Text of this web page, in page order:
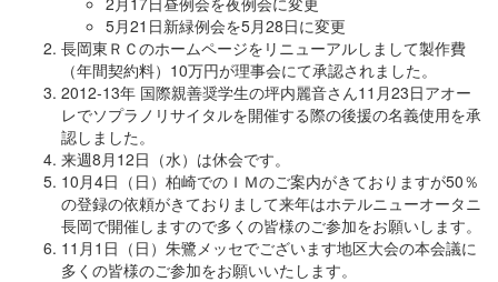
5月21日新緑例会を5月28日に変更
長岡東ＲＣのホームページをリニューアルしまして製作費
（年間契約料）10万円が理事会にて承認されました。
2012‐13年 国際親善奨学生の坪内麗音さん11月23日アオー
レでソプラノリサイタルを開催する際の後援の名義使用を承
認しました。
来週8月12日（水）は休会です。
10月4日（日）柏崎でのＩＭのご案内がきておりますが50％
の登録の依頼がきておりまして来年はホテルニューオータニ
長岡で開催しますので多くの皆様のご参加をお願いします。
11月1日（日）朱鷺メッセでございます地区大会の本会議に
多くの皆様のご参加をお願いいたします。